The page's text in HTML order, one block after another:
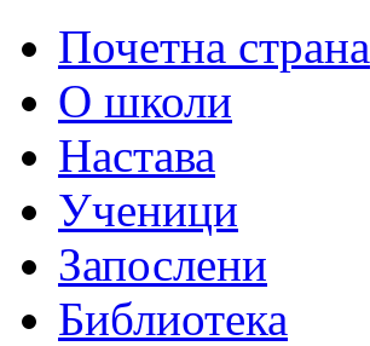
Почетна страна
О школи
Настава
Ученици
Запослени
Библиотека